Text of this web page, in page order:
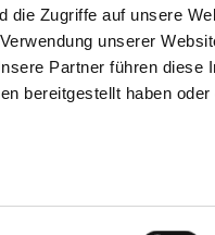
die Zugriffe auf unsere
unserer
Partner führen
bereitgestellt haben